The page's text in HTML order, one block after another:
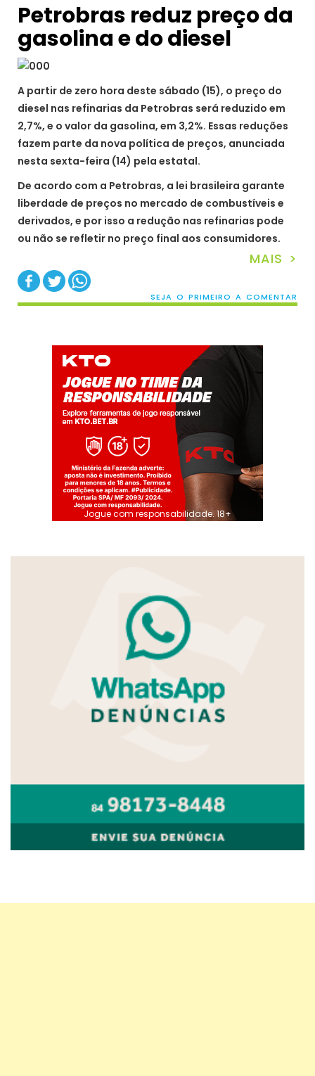
t
i
Petrobras reduz preço da
gasolina e do diesel
A partir de zero hora deste sábado (15), o preço do
diesel nas refinarias da Petrobras será reduzido em
2,7%, e o valor da gasolina, em 3,2%. Essas reduções
fazem parte da nova política de preços, anunciada
nesta sexta-feira (14) pela estatal.
De acordo com a Petrobras, a lei brasileira garante
liberdade de preços no mercado de combustíveis e
derivados, e por isso a redução nas refinarias pode
ou não se refletir no preço final aos consumidores.
MAIS >
SEJA O PRIMEIRO A COMENTAR
Jogue com responsabilidade. 18+